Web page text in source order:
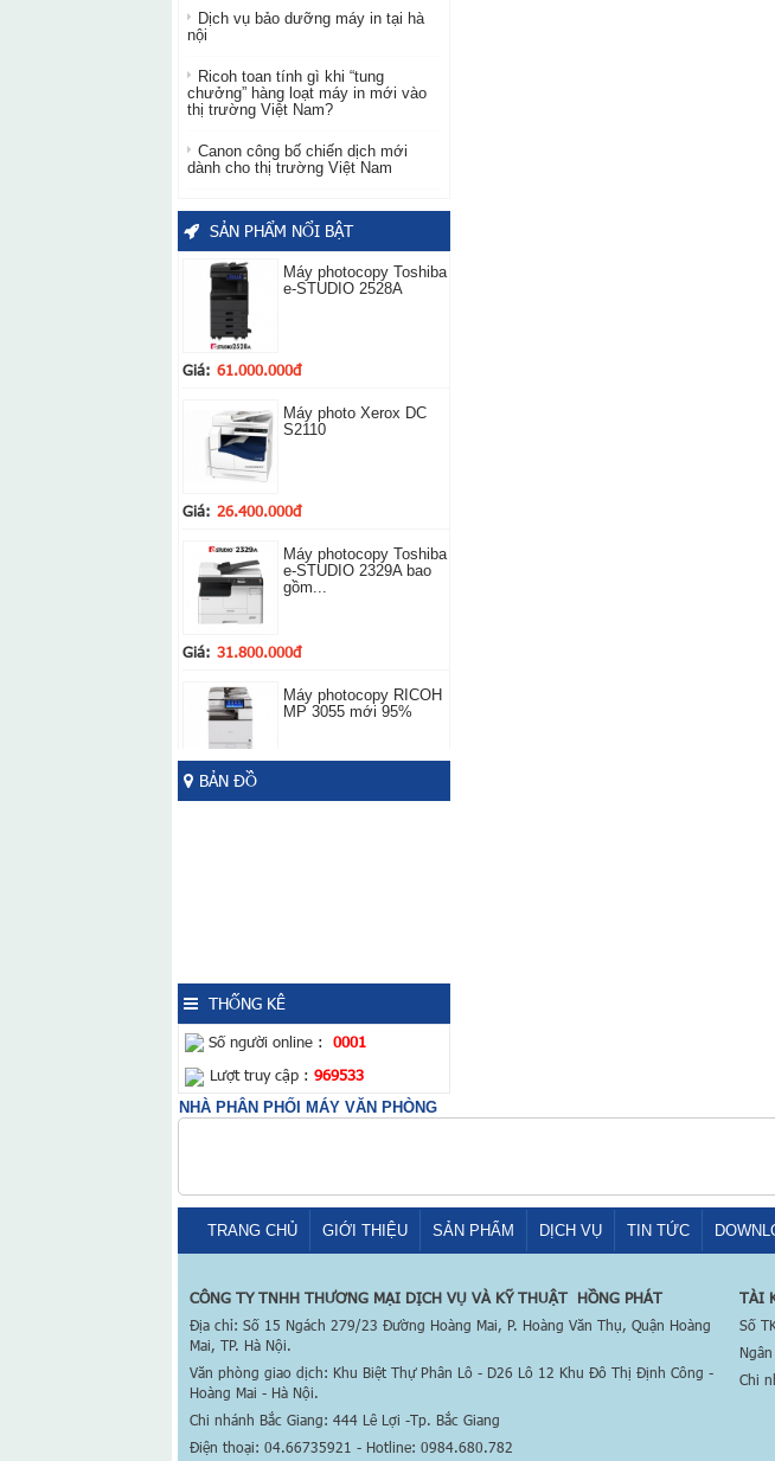
Dịch vụ bảo dưỡng máy in tại hà
nội
Ricoh toan tính gì khi “tung
chưởng” hàng loạt máy in mới vào
thị trường Việt Nam?
Canon công bố chiến dịch mới
dành cho thị trường Việt Nam
SẢN PHẨM NỔI BẬT
Máy photocopy Toshiba
e-STUDIO 2528A
Giá: 61.000.000đ
Máy photo Xerox DC
S2110
Giá: 26.400.000đ
Máy photocopy Toshiba
e-STUDIO 2329A bao
gồm...
Giá: 31.800.000đ
Máy photocopy RICOH
MP 3055 mới 95%
Giá: 19.500.000đ
S2320
Giá: 24.500.000đ
Máy photocopy RICOH
26.500.000đ
Máy Photocopy Ricoh
Máy...
Giá: 26.900.000đ
Máy photo Ricoh MP
6055 mới 95%
BẢN ĐỒ
THỐNG KÊ
Số người online : 0001
Lượt truy cập : 969533
NHÀ PHÂN PHỐI MÁY VĂN PHÒNG
TRANG CHỦ GIỚI THIỆU SẢN PHẨM DỊCH VỤ TIN TỨC
CÔNG TY TNHH THƯƠNG MẠI DỊCH VỤ VÀ KỸ THUẬT HỒNG PHÁT
Địa chỉ: Số 15 Ngách 279/23 Đường Hoàng Mai, P. Hoàng Văn Thụ, Quận Hoàng
Mai, TP. Hà Nội.
Văn phòng giao dịch: Khu Biệt Thự Phân Lô - D26 Lô 12 Khu Đô Thị Định Công -
Hoàng Mai - Hà Nội.
Chi nhánh Bắc Giang: 444 Lê Lợi -Tp. Bắc Giang
Điện thoại: 04.66735921 - Hotline: 0984.680.782
TÀI
Số
Chi